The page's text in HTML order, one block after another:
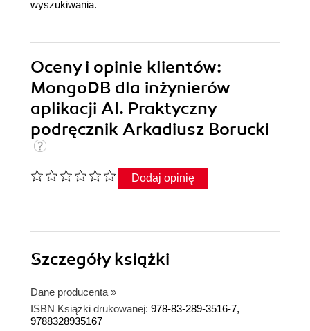
wyszukiwania.
Oceny i opinie klientów:
MongoDB dla inżynierów
aplikacji AI. Praktyczny
podręcznik Arkadiusz Borucki
Dodaj opinię
Szczegółyksiążki
Dane producenta »
ISBN Książki drukowanej: 978-83-289-3516-7,
9788328935167